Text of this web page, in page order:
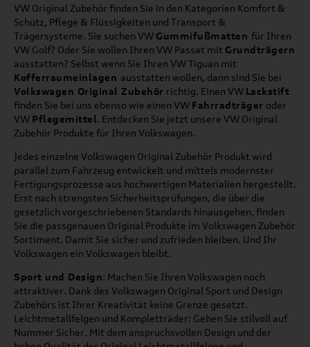
VW Original Zubehör finden Sie in den Kategorien Komfort &
Schutz, Pflege & Flüssigkeiten und Transport &
Trägersysteme. Sie suchen VW Gummifußmatten für Ihren
VW Golf? Oder Sie wollen Ihren VW Passat mit Grundträgern
ausstatten? Selbst wenn Sie Ihren VW Tiguan mit
Kofferraumeinlagen ausstatten wollen, dann sind Sie bei
Volkswagen Original Zubehör richtig. Einen VW Lackstift
finden Sie bei uns ebenso wie einen VW Fahrradträger oder
VW Pflegemittel. Entdecken Sie jetzt unsere VW Original
Zubehör Produkte für Ihren Volkswagen.
Jedes einzelne Volkswagen Original Zubehör Produkt wird
parallel zum Fahrzeug entwickelt und mittels modernster
Fertigungsprozesse aus hochwertigen Materialien hergestellt.
Erst nach strengsten Sicherheitsprüfungen, die über die
gesetzlich vorgeschriebenen Standards hinausgehen, finden
Sie die passgenauen Original Produkte im Volkswagen Zubehör
Sortiment. Damit Sie sicher und zufrieden bleiben. Und Ihr
Volkswagen ein Volkswagen bleibt.
Sport und Design: Machen Sie Ihren Volkswagen noch
attraktiver. Dank des Volkswagen Original Sport und Design
Zubehörs ist Ihrer Kreativität keine Grenze gesetzt.
Leichtmetallfelgen und Kompletträder: Gehen Sie stilvoll auf
Nummer Sicher. Mit dem anspruchsvollen Design und der